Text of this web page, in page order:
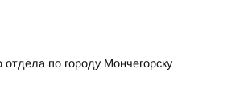
по городу Мончегорску